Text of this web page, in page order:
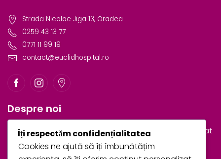
Strada Nicolae Jiga 13, Oradea
0259 43 13 77
0771 11 99 19
contact@euclidhospital.ro
Despre noi
Euclid Hospital & Medical Center este primul spital privat
de obstetrică și ginecologie din Oradea.
Îți respectăm confidențialitatea
Cookies ne ajută să îți îmbunătățim